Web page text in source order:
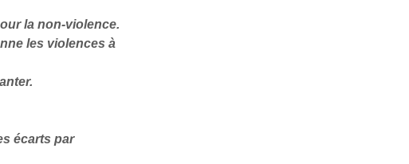
la non-violence.
les violences à
écarts par